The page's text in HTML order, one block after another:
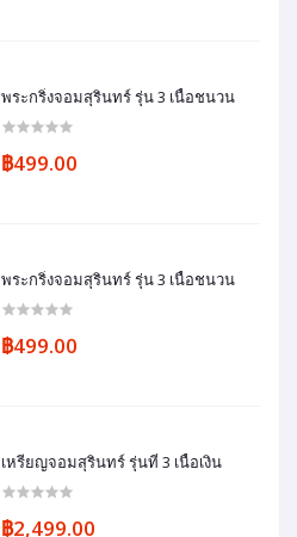
พระกริ่งจอมสุรินทร์ รุ่น 3 เนื้อชนวน
฿499.00
พระกริ่งจอมสุรินทร์ รุ่น 3 เนื้อชนวน
฿499.00
เหรียญจอมสุรินทร์ รุ่นที่ 3 เนื้อเงิน
฿2,499.00